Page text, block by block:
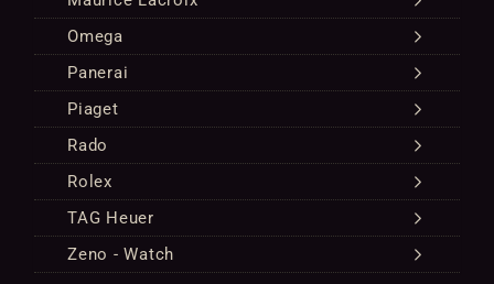
Omega
Panerai
Piaget
Rado
Rolex
TAG Heuer
Zeno - Watch